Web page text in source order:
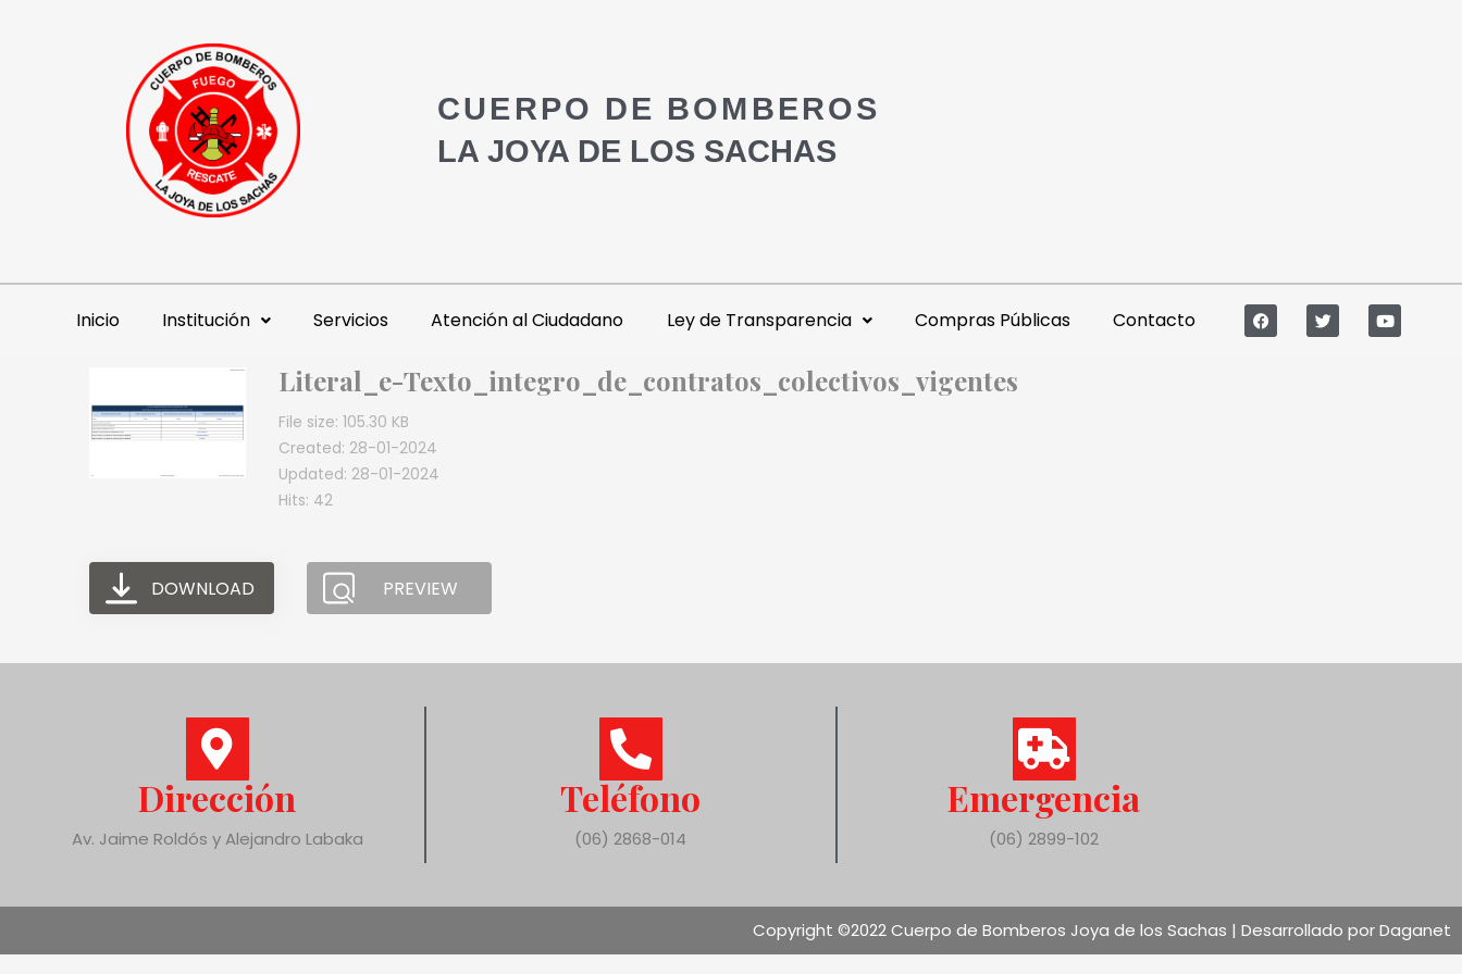
CUERPO DE BOMBEROS
LA JOYA DE LOS SACHAS
Inicio Institución Servicios Atención al Ciudadano Ley de Transparencia Compras Públicas Contacto
Literal_e-Texto_integro_de_contratos_colectivos_vigentes
File size: 105.30 KB
Created: 28-01-2024
Updated: 28-01-2024
Hits: 42
DOWNLOAD PREVIEW
Dirección
Av. Jaime Roldós y Alejandro Labaka
Teléfono
(06) 2868-014
Emergencia
(06) 2899-102
Copyright ©2022 Cuerpo de Bomberos Joya de los Sachas | Desarrollado por Daganet